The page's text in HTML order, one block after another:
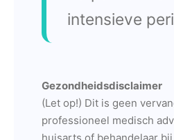
intensieve
Gezondheidsdisclaimer
(Let op!) Dit is geen
professioneel medisch